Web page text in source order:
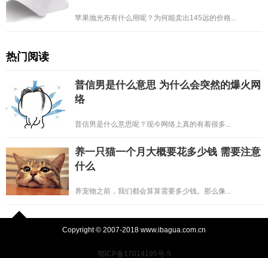
苹果抛光布有什么用呢？为何能卖出145远的价格...
热门阅读
普信男是什么意思 为什么会突然的爆火网
络
普信男是什么意思呢？现今网络上真的有着很多...
养一只猫一个月大概要花多少钱 需要注意
什么
养宠物之前，我们都会算算需要多少钱。那么像...
Copyright © 2007-2018 www.ibagua.com.cn
鄂ICP备17014195号-5